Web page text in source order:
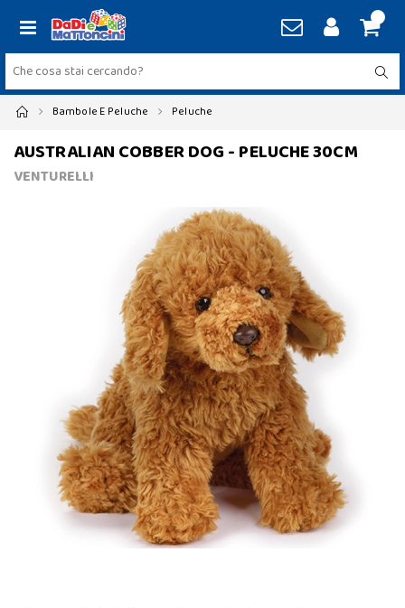
Bambole E Peluche Peluche
AUSTRALIAN COBBER DOG - PELUCHE 30CM
VENTURELLI